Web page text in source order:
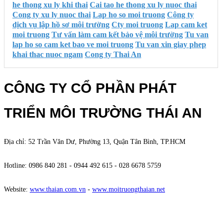
he thong xu ly khi thai Cai tao he thong xu ly nuoc thai
Cong ty xu ly nuoc thai Lap ho so moi truong Công ty
dịch vụ lập hồ sơ môi trường Cty moi truong Lap cam ket
moi truong Tư vấn làm cam kết bảo vệ môi trường Tu van
lap ho so cam ket bao ve moi truong Tu van xin giay phep
khai thac nuoc ngam Cong ty Thai An
CÔNG TY CỔ PHẦN PHÁT
TRIỂN MÔI TRƯỜNG THÁI AN
Địa chỉ: 52 Trần Văn Dư, Phường 13, Quận Tân Bình, TP.HCM
Hotline: 0986 840 281 - 0944 492 615 - 028 6678 5759
Website: www.thaian.com.vn - www.moitruongthaian.net